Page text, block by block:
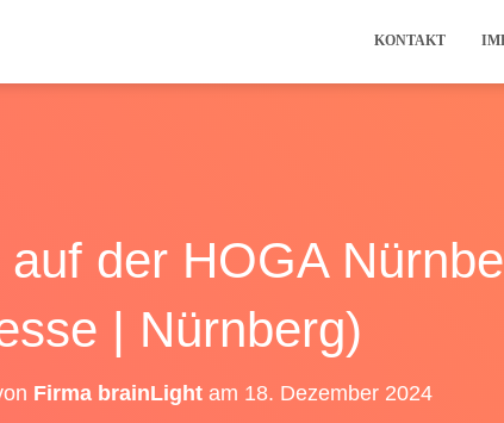
KONTAKT
der HOGA
| Nürnberg)
Firma brainLight am 18. Dezember 2024